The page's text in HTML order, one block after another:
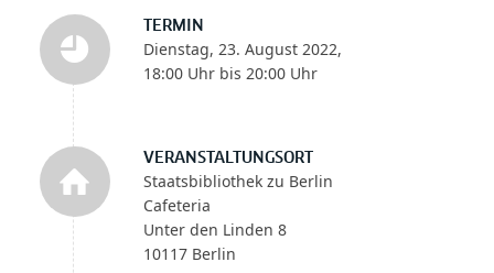
TERMIN
Dienstag, 23. August 2022,
18:00 Uhr bis 20:00 Uhr
VERANSTALTUNGSORT
Staatsbibliothek zu Berlin
Cafeteria
Unter den Linden 8
10117 Berlin